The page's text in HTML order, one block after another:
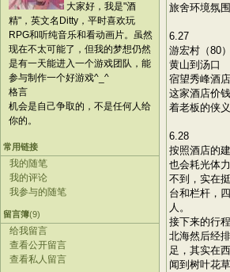
大家好，我是"酒
精"，英文名Ditty，平时喜欢玩
RPG和听纯音乐和看动画片。虽然
现在不太可能了，但我的梦想仍然
是有一天能进入一个游戏团队，能
参与制作一个好游戏^_^
格言
机会是自己争取的，不是任何人给
你的。
常用链接
我的随笔
我的评论
我参与的随笔
留言簿(9)
给我留言
查看公开留言
查看私人留言
旅舍环境氛
6.27
游宏村（80
黄山到汤口
宿望秀峰酒
这家酒店价
着老板的侠
6.28
按照酒店的
也会耗光体
不到，实在
台和栏杆，
人。
接下来的行
北海然后经
足，其实在
闻到树叶花